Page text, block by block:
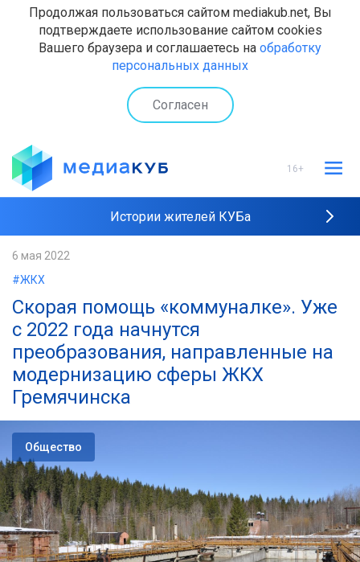
Продолжая пользоваться сайтом mediakub.net, Вы
подтверждаете использование сайтом cookies
Вашего браузера и соглашаетесь на обработку
персональных данных
Согласен
16+
Истории жителей КУБа
6 мая 2022
#ЖКХ
Скорая помощь «коммуналке». Уже
с 2022 года начнутся
преобразования, направленные на
модернизацию сферы ЖКХ
Гремячинска
Общество